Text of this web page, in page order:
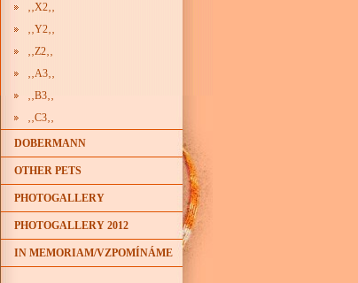
‚‚X2‚‚
‚‚Y2‚‚
‚‚Z2‚‚
‚‚A3‚‚
‚‚B3‚‚
‚‚C3‚‚
DOBERMANN
OTHER PETS
PHOTOGALLERY
PHOTOGALLERY 2012
IN MEMORIAM/VZPOMÍNÁME